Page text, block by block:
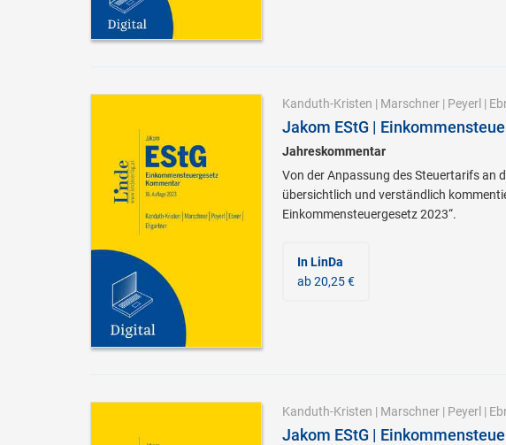
Kanduth-Kristen | Marschner| Peyerl |
Jakom EStG |
Jahreskommentar
Von der Anpassung des Steuertarifs an
übersichtlich und verständlich
Einkommensteuergesetz 2023“.
In LinDa
ab 20,25 €
Kanduth-Kristen | Marschner| Peyerl|
Jakom EStG |